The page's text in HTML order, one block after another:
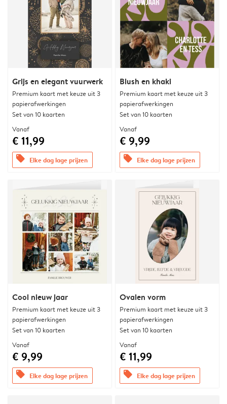
Grijs en elegant vuurwerk
Premium kaart met keuze uit 3
papierafwerkingen
Set van 10 kaarten
Vanaf
€ 11,99
offers Elke dag lage prijzen
Blush en khaki
Premium kaart met keuze uit 3
papierafwerkingen
Set van 10 kaarten
Vanaf
€ 9,99
offers Elke dag lage prijzen
Cool nieuw jaar
Premium kaart met keuze uit 3
papierafwerkingen
Set van 10 kaarten
Vanaf
€ 9,99
offers Elke dag lage prijzen
Ovalen vorm
Premium kaart met keuze uit 3
papierafwerkingen
Set van 10 kaarten
Vanaf
€ 11,99
offers Elke dag lage prijzen